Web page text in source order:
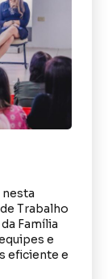
Trabalho
Família
e
eficiente e